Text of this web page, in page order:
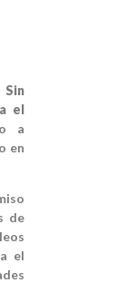
Sin
el
a
en
de
el